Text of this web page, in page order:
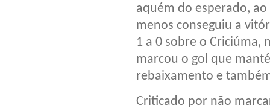
aquém do esperado, ao
menos conseguiu a
1 a 0 sobre o Criciúma,
marcou o gol que
rebaixamento e
Criticado por não